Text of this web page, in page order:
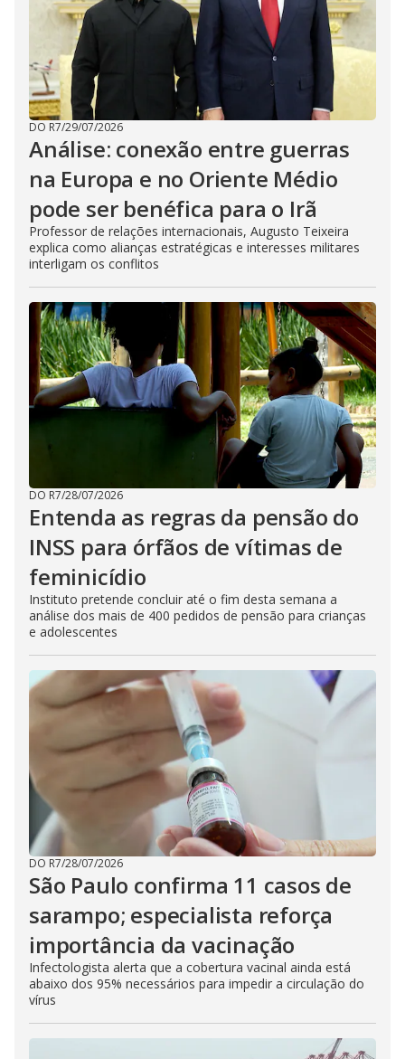
DO R7/29/07/2026
Análise: conexão entre guerras
na Europa e no Oriente Médio
pode ser benéfica para o Irã
Professor de relações internacionais, Augusto Teixeira
explica como alianças estratégicas e interesses militares
interligam os conflitos
DO R7/28/07/2026
Entenda as regras da pensão do
INSS para órfãos de vítimas de
feminicídio
Instituto pretende concluir até o fim desta semana a
análise dos mais de 400 pedidos de pensão para crianças
e adolescentes
DO R7/28/07/2026
São Paulo confirma 11 casos de
sarampo; especialista reforça
importância da vacinação
Infectologista alerta que a cobertura vacinal ainda está
abaixo dos 95% necessários para impedir a circulação do
vírus